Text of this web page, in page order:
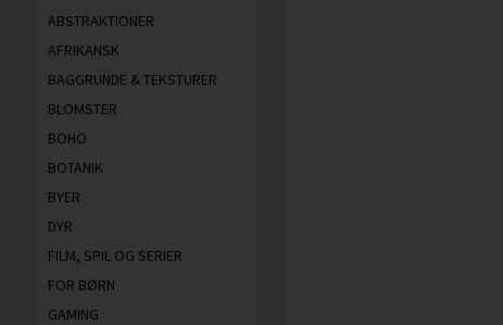
ABSTRAKTIONER
AFRIKANSK
BAGGRUNDE & TEKSTURER
BLOMSTER
BOHO
BOTANIK
BYER
DYR
FILM, SPIL OG SERIER
FOR BØRN
GAMING